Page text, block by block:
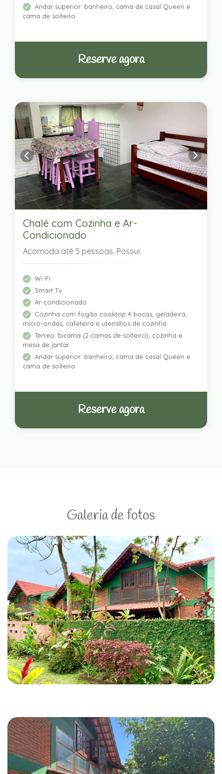
Andar superior: banheiro, cama de casal Queen e
cama de solteiro
Reserve agora
Chalé com Cozinha e Ar-
Condicionado
Acomoda até 5 pessoas. Possui:
Wi-Fi
Smart Tv
Ar-condicionado
Cozinha com fogão cooktop 4 bocas, geladeira,
micro-ondas, cafeteira e utensílios de cozinha
Térreo: bicama (2 camas de solteiro), cozinha e
mesa de jantar
Andar superior: banheiro, cama de casal Queen e
cama de solteiro
Reserve agora
Galeria de fotos